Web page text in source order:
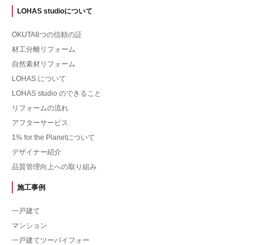
LOHAS studioについて
OKUTA8つの信頼の証
材工分離リフォーム
自然素材リフォーム
LOHAS について
LOHAS studio のできること
リフォームの流れ
アフターサービス
1% for the Planetについて
デザイナー紹介
品質管理向上への取り組み
施工事例
一戸建て
マンション
一戸建てツーバイフォー